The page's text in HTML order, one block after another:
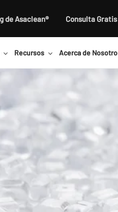
de Asaclean® Consulta Gratis
Recursos Acerca de Nosotro